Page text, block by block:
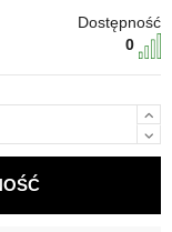
Dostępność
0